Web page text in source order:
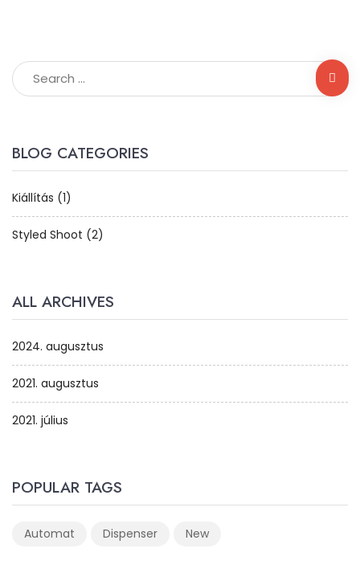
BLOG CATEGORIES
Kiállítás (1)
Styled Shoot (2)
ALL ARCHIVES
2024. augusztus
2021. augusztus
2021. július
POPULAR TAGS
Automat Dispenser New